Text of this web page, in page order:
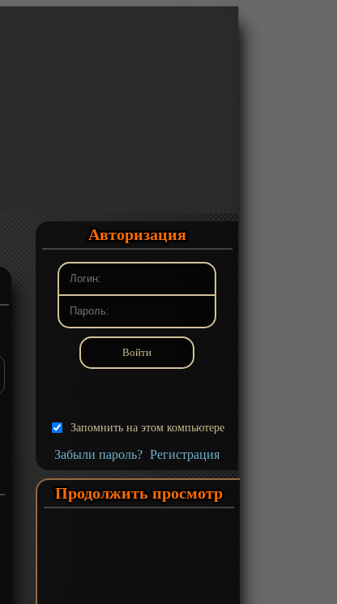
Авторизация
Запомнить на этом компьютере
Забыли пароль? Регистрация
Продолжить просмотр